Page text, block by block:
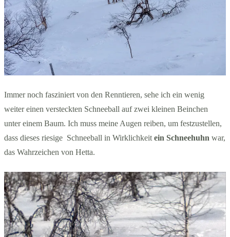
Immer noch fasziniert von den Renntieren, sehe ich ein wenig
weiter einen versteckten Schneeball auf zwei kleinen Beinchen
unter einem Baum. Ich muss meine Augen reiben, um festzustellen,
dass dieses riesige Schneeball in Wirklichkeit ein Schneehuhn war,
das Wahrzeichen von Hetta.